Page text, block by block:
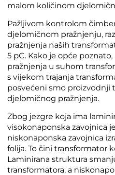
malom količinom
Pažljivom kontrolom
djelomičnom pražnjenju,
pražnjenja naših
5 pC. Kako je opće
pražnjenja u suhom
s vijekom trajanja
posvećeni smo proizvodnji
djelomičnog pražnjenja.
Zbog jezgre koja ima
visokonaponska zavojnica
niskonaponska zavojnica
folija. To čini transformator
Laminirana struktura
transformatora, a